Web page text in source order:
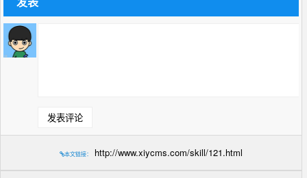
本文链接： http://www.xiycms.com/skill/121.html